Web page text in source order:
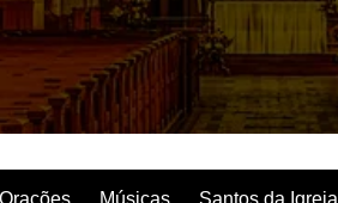
Orações Músicas Santos da Igreja